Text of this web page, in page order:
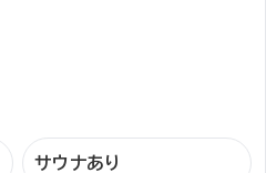
サウナあり